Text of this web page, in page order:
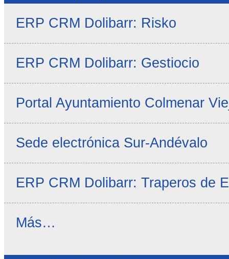
ERP CRM Dolibarr: Risko
ERP CRM Dolibarr: Gestiocio
Portal Ayuntamiento Colmenar
Sede electrónica Sur-Andévalo
ERP CRM Dolibarr: Traperos de
Noticias
Más…